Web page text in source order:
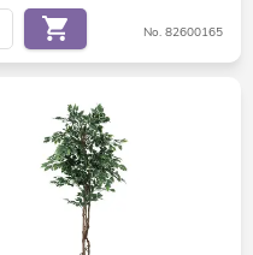
No. 82600165